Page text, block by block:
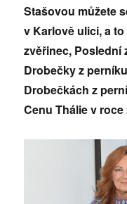
Stašovou můžete
v Karlově ulici, a
zvěřinec, Poslední
Drobečky z
Drobečkách z
Cenu Thálie v roce